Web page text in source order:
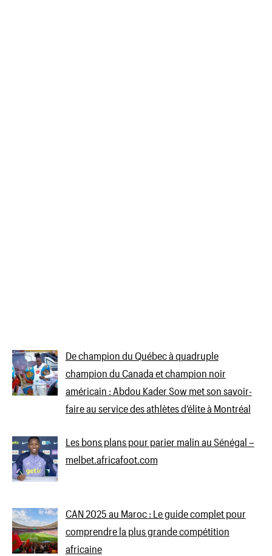
De champion du Québec à quadruple
champion du Canada et champion noir
américain : Abdou Kader Sow met son savoir-
faire au service des athlètes d’élite à Montréal
Les bons plans pour parier malin au Sénégal –
melbet.africafoot.com
CAN 2025 au Maroc : Le guide complet pour
comprendre la plus grande compétition
africaine